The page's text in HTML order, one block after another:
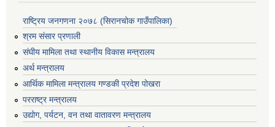
राष्ट्रिय जनगणना २०७८ (सिरानचोक गाउँपालिका)
श्रम संसार प्रणाली
संघीय मामिला तथा स्थानीय विकास मन्त्रालय
अर्थ मन्त्रालय
आर्थिक मामिला मन्त्रालय गण्डकी प्रदेश पोखरा
परराष्ट्र मन्त्रालय
उद्योग, पर्यटन, वन तथा वातावरण मन्त्रालय